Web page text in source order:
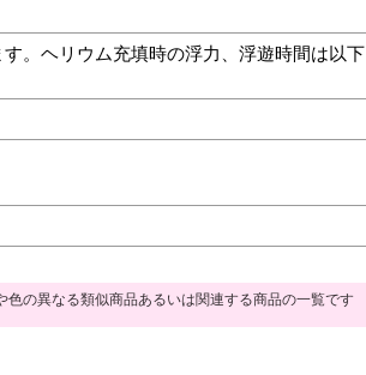
。ヘリウム充填時の浮力、浮遊時間は以下
色の異なる類似商品あるいは関連する商品の一覧です